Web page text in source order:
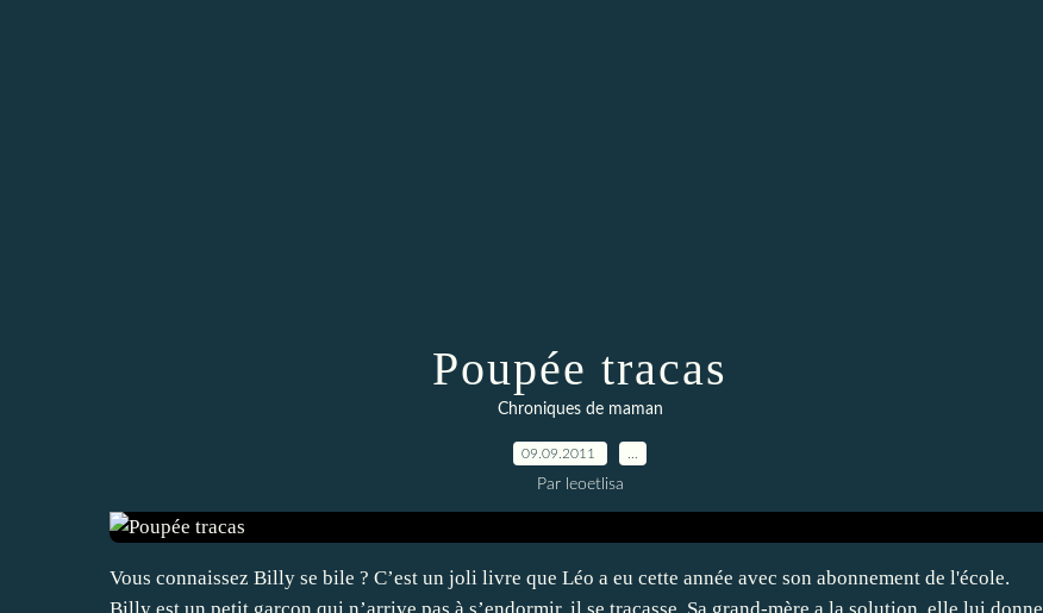
Poupée tracas
Chroniques de maman
09.09.2011
Par leoetlisa
Vous connaissez Billy se bile ? C’est un joli livre que Léo a eu cette année avec son abonnement de l'école.